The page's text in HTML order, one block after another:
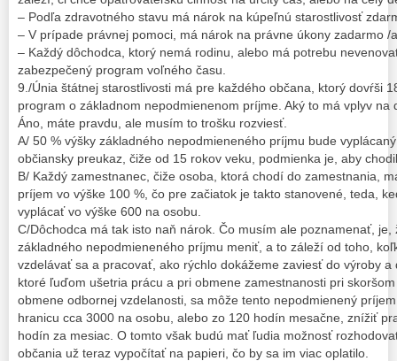
– Podľa zdravotného stavu má nárok na kúpeľnú starostlivosť
– V prípade právnej pomoci, má nárok na právne úkony zadarmo /
– Každý dôchodca, ktorý nemá rodinu, alebo má potrebu
zabezpečený program voľného času.
9./Únia štátnej starostlivosti má pre každého občana, ktorý dovŕši
program o základnom nepodmienenom príjme. Aký to má vplyv na
Áno, máte pravdu, ale musím to trošku rozviesť.
A/ 50 % výšky základného nepodmieneného príjmu bude
občiansky preukaz, čiže od 15 rokov veku, podmienka je, aby
B/ Každý zamestnanec, čiže osoba, ktorá chodí do zamestnania,
príjem vo výške 100 %, čo pre začiatok je takto stanovené, teda,
vyplácať vo výške 600 na osobu.
C/Dôchodca má tak isto naň nárok. Čo musím ale poznamenať, je,
základného nepodmieneného príjmu meniť, a to záleží od toho,
vzdelávať sa a pracovať, ako rýchlo dokážeme zaviesť do výroby
ktoré ľuďom ušetria prácu a pri obmene zamestnanosti pri
obmene odbornej vzdelanosti, sa môže tento nepodmienený
hranicu cca 3000 na osobu, alebo zo 120 hodín mesačne, znížiť
hodín za mesiac. O tomto však budú mať ľudia možnosť
občania už teraz vypočítať na papieri, čo by sa im viac oplatilo.